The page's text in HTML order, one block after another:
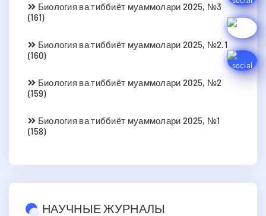
Биология ва тиббиёт муаммолари 2025, №3
(161)
Биология ва тиббиёт муаммолари 2025, №2.1
(160)
Биология ва тиббиёт муаммолари 2025, №2
(159)
Биология ва тиббиёт муаммолари 2025, №1
(158)
НАУЧНЫЕ ЖУРНАЛЫ